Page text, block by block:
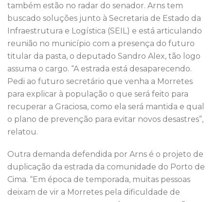
também estão no radar do senador. Arns tem
buscado soluções junto à Secretaria de Estado da
Infraestrutura e Logística (SEIL) e está articulando
reunião no município com a presença do futuro
titular da pasta, o deputado Sandro Alex, tão logo
assuma o cargo. “A estrada está desaparecendo.
Pedi ao futuro secretário que venha a Morretes
para explicar à população o que será feito para
recuperar a Graciosa, como ela será mantida e qual
o plano de prevenção para evitar novos desastres”,
relatou.
Outra demanda defendida por Arns é o projeto de
duplicação da estrada da comunidade do Porto de
Cima. “Em época de temporada, muitas pessoas
deixam de vir a Morretes pela dificuldade de